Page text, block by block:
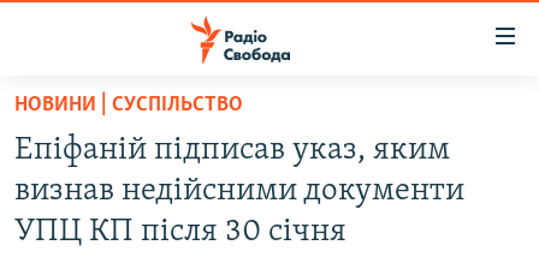
Перейти
основного
матеріалу
Перейти
до
РАДІО СВОБОДА – 70 РОКІВ
ВСЕ ЗА ДОБУ
СТАТТІ
НОВИНИ | СУСПІЛЬСТВО
Епіфаній підписав указ, яким
визнав недійсними документи
УПЦ КП після 30 січня